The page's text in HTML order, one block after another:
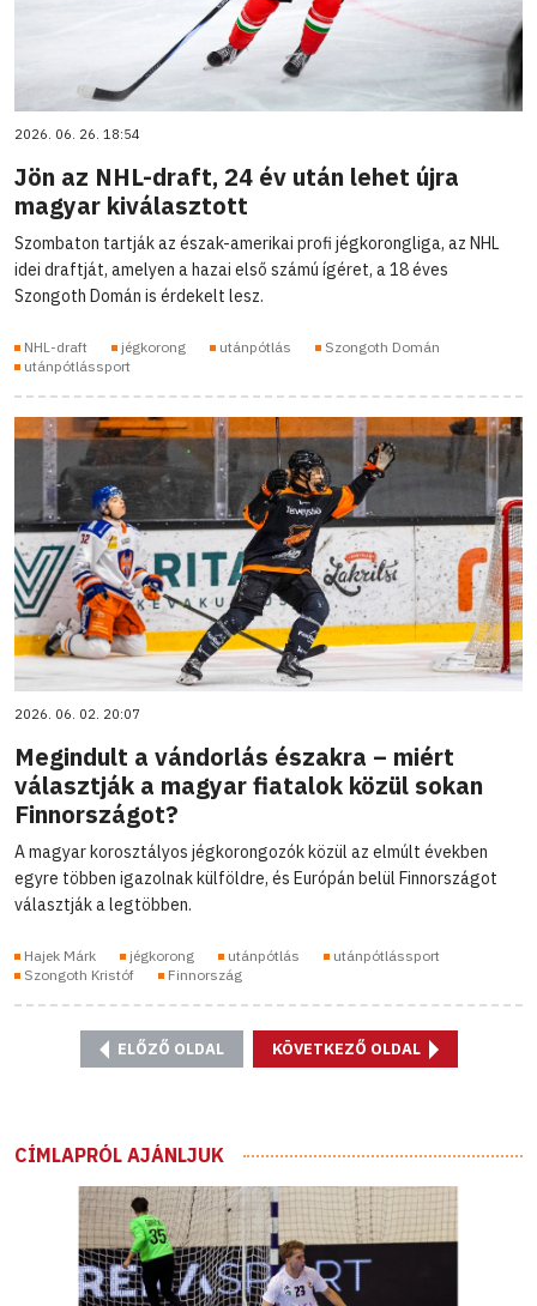
2026. 06. 26. 18:54
Jön az NHL-draft, 24 év után lehet újra
magyar kiválasztott
Szombaton tartják az észak-amerikai profi jégkorongliga, az NHL
idei draftját, amelyen a hazai első számú ígéret, a 18 éves
Szongoth Domán is érdekelt lesz.
NHL-draft jégkorong utánpótlás
Szongoth Domán
utánpótlássport
2026. 06. 02. 20:07
Megindult a vándorlás északra – miért
választják a magyar fiatalok közül sokan
Finnországot?
A magyar korosztályos jégkorongozók közül az elmúlt években
egyre többen igazolnak külföldre, és Európán belül Finnországot
választják a legtöbben.
Hajek Márk jégkorong utánpótlás
utánpótlássport
Szongoth Kristóf
Finnország
ELŐZŐ OLDAL KÖVETKEZŐ OLDAL
CÍMLAPRÓL AJÁNLJUK